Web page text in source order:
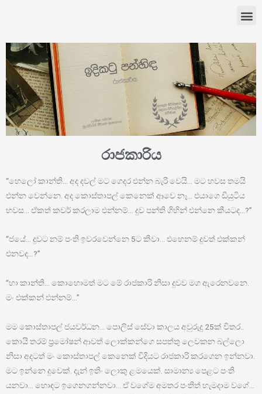
රාජකාරිය
“හෙලෝ කාන්ති… අද දවල් මට ගෙදර එන්න බැරි වෙයි… මට හවස තමයි
එන්න වෙන්නෙ. අද කොස්තාපල් කෙනෙක් ආවෙ නෑ… එයාගෙ ඩියුටිය
හවස… ඒකත් කවර් කරලාම එන්නම්… දුව පන්ති ගිහින් එන්නෙ කීයටද…?”
“ජයේ… දුවට නම් පංති ඉවරවෙන්නෙ 5ට කීවා… එහෙනම් දුවත් එක්කන්
එනවද…?”
“හා කාන්ති… කොහොමත් මට මේ රාජකාරි නිසා දුවව මග ඇරෙනවනෙ.
මං එක්කන් එන්නම්…”
මම කොස්තාපල් ජයවර්ධන… පොලිස් සේවා කාලය අවුරුදු 25ක් විතර..
කොයි තරම් ප්‍රමෝෂන් ආවත් ලොක්කන්ගෙ සපත්තු ලෙවකන බල්ලො
නිසා අදටත් මං කොස්තාපල් කෙනෙක් විදියට රාජකාරි කරගෙන ඉන්නවා.
මට ඉන්නෙ දුවෙක්. දැන් ඉතිං ලොකු ළමයෙක්. සාමාන්‍ය පෙළට පංති
යනවා… හොඳට ඉගෙනගන්නවා… ඒ වගේම අමතර පංතිත් හැමදාම වගේ…